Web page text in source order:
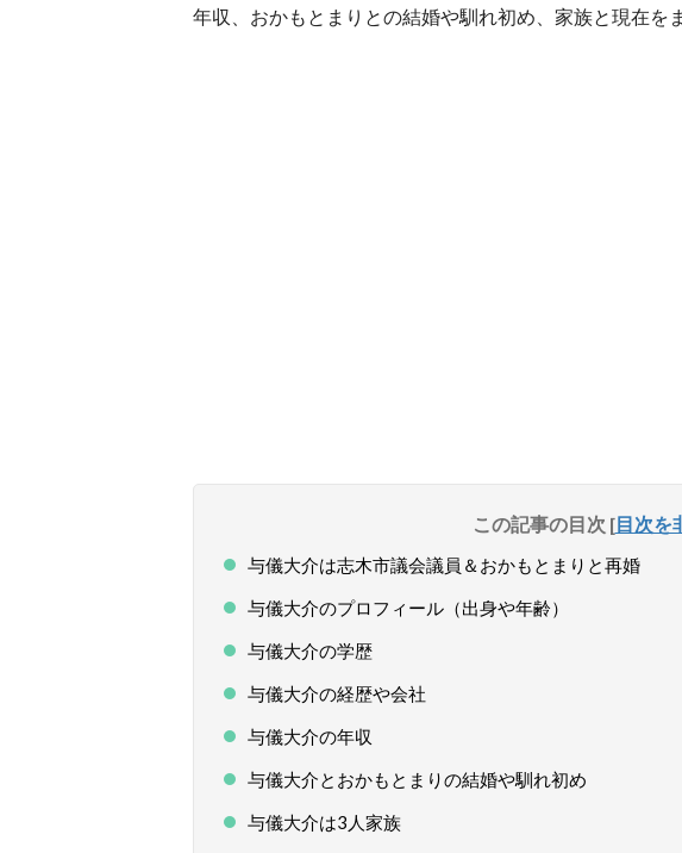
年収、おかもとまりとの結婚や馴れ初め、家族と現在を
この記事の目次 [目次を
与儀大介は志木市議会議員＆おかもとまりと再婚
与儀大介のプロフィール（出身や年齢）
与儀大介の学歴
与儀大介の経歴や会社
与儀大介の年収
与儀大介とおかもとまりの結婚や馴れ初め
与儀大介は3人家族